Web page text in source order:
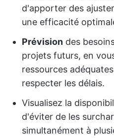
d'apporter des
une efficacité
Prévision des
projets futurs, en
ressources
respecter les délais.
Visualisez la
d'éviter de les
simultanément à